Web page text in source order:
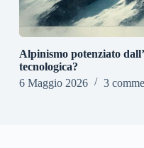
Alpinismo potenziato
tecnologica?
6 Maggio 2026
3